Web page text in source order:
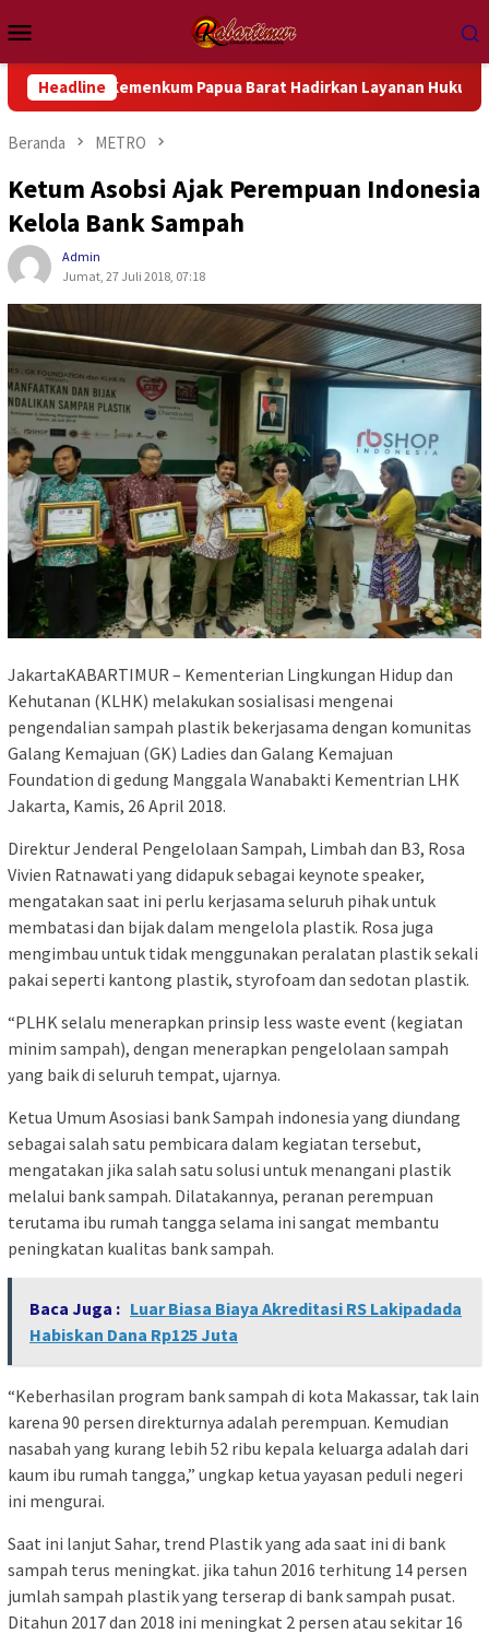
ke
kontenMobile
Headline
Kemenkum Papua Barat Hadirkan Layanan Hukum Gratis dan
Beranda METRO
Ketum Asobsi Ajak Perempuan Indonesia
Kelola Bank Sampah
Admin
Jumat, 27 Juli 2018, 07:18
JakartaKABARTIMUR – Kementerian Lingkungan Hidup dan
Kehutanan (KLHK) melakukan sosialisasi mengenai
pengendalian sampah plastik bekerjasama dengan komunitas
Galang Kemajuan (GK) Ladies dan Galang Kemajuan
Foundation di gedung Manggala Wanabakti Kementrian LHK
Jakarta, Kamis, 26 April 2018.
Direktur Jenderal Pengelolaan Sampah, Limbah dan B3, Rosa
Vivien Ratnawati yang didapuk sebagai keynote speaker,
mengatakan saat ini perlu kerjasama seluruh pihak untuk
membatasi dan bijak dalam mengelola plastik. Rosa juga
mengimbau untuk tidak menggunakan peralatan plastik sekali
pakai seperti kantong plastik, styrofoam dan sedotan plastik.
“PLHK selalu menerapkan prinsip less waste event (kegiatan
minim sampah), dengan menerapkan pengelolaan sampah
yang baik di seluruh tempat, ujarnya.
Ketua Umum Asosiasi bank Sampah indonesia yang diundang
sebagai salah satu pembicara dalam kegiatan tersebut,
mengatakan jika salah satu solusi untuk menangani plastik
melalui bank sampah. Dilatakannya, peranan perempuan
terutama ibu rumah tangga selama ini sangat membantu
peningkatan kualitas bank sampah.
Baca Juga : Luar Biasa Biaya Akreditasi RS Lakipadada
Habiskan Dana Rp125 Juta
“Keberhasilan program bank sampah di kota Makassar, tak lain
karena 90 persen direkturnya adalah perempuan. Kemudian
nasabah yang kurang lebih 52 ribu kepala keluarga adalah dari
kaum ibu rumah tangga,” ungkap ketua yayasan peduli negeri
ini mengurai.
Saat ini lanjut Sahar, trend Plastik yang ada saat ini di bank
sampah terus meningkat. jika tahun 2016 terhitung 14 persen
jumlah sampah plastik yang terserap di bank sampah pusat.
Ditahun 2017 dan 2018 ini meningkat 2 persen atau sekitar 16